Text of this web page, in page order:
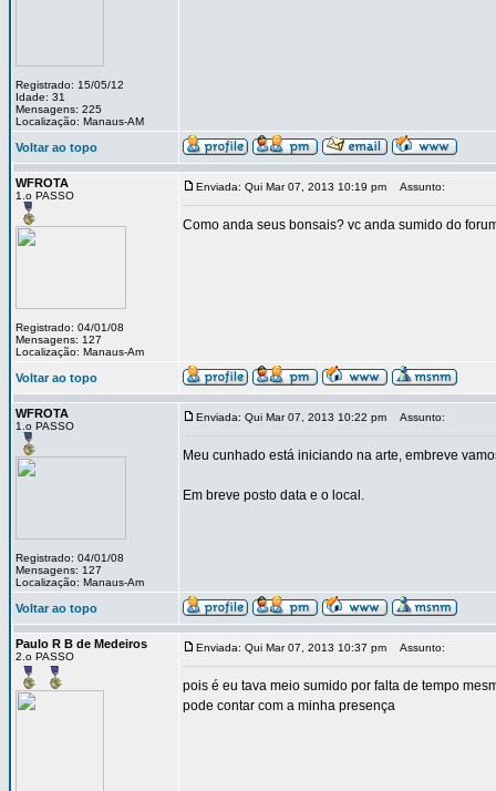
Registrado: 15/05/12
Idade: 31
Mensagens: 225
Localização: Manaus-AM
Voltar ao topo
WFROTA
1.o PASSO
Registrado: 04/01/08
Mensagens: 127
Localização: Manaus-Am
Enviada: Qui Mar 07, 2013 10:19 pm Assunto:
Como anda seus bonsais? vc anda sumido do
Voltar ao topo
WFROTA
1.o PASSO
Registrado: 04/01/08
Mensagens: 127
Localização: Manaus-Am
Enviada: Qui Mar 07, 2013 10:22 pm Assunto:
Meu cunhado está iniciando na arte, embreve
Em breve posto data e o local.
Voltar ao topo
Paulo R B de Medeiros
2.o PASSO
Enviada: Qui Mar 07, 2013 10:37 pm Assunto:
pois é eu tava meio sumido por falta de tempo
pode contar com a minha presença